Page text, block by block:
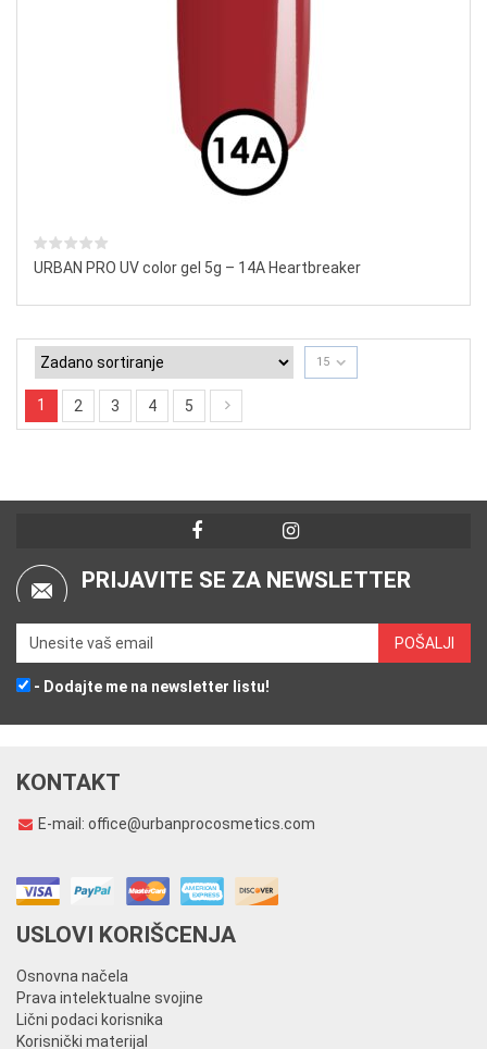
URBAN PRO UV color gel 5g – 14A Heartbreaker
15
1 2 3 4 5
PRIJAVITE SE ZA NEWSLETTER
- Dodajte me na newsletter listu!
KONTAKT
E-mail: office@urbanprocosmetics.com
USLOVI KORIŠCENJA
Osnovna načela
Prava intelektualne svojine
Lični podaci korisnika
Korisnički materijal